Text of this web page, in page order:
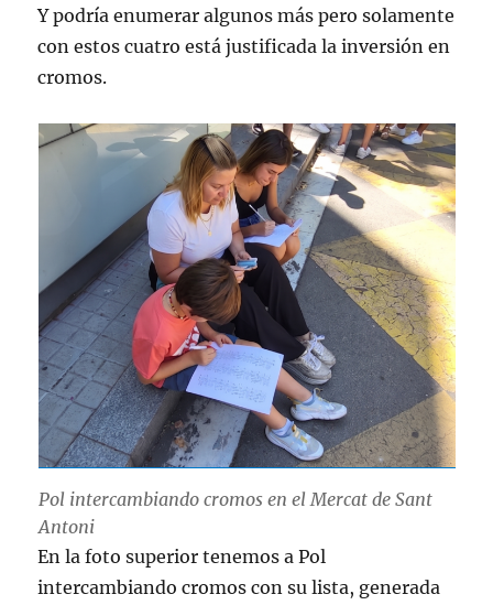
Y podría enumerar algunos más pero solamente
con estos cuatro está justificada la inversión en
cromos.
Pol intercambiando cromos en el Mercat de Sant
Antoni
En la foto superior tenemos a Pol
intercambiando cromos con su lista, generada